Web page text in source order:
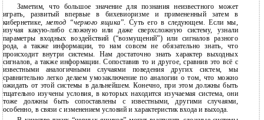
Заметим, что большое значение для познания неизвестного может
играть, развитый впервые в бихевиоризме и примененный затем в
кибернетике,метод “черного ящика”. Суть его в следующем. Если мы,
изучая какую-либо сложную или даже сверхсложную систему, узнали
параметры входных воздействий (“возмущений”) или сигналов разного
рода, а также информации, то нам совсем не обязательно знать, что
происходит внутри системы. Нам достаточно знать характер выходных
сигналов, а также информации. Сопоставив то и другое, сравнив это всё с
известными аналогичными случаями поведения других систем, мы
сравнительно легко делаем умозаключение по аналогии о том, что можно
ожидать от этой системы в дальнейшем. Конечно, при этом должны быть
тщательно изучены условия, в которых находится изучаемая система, они
тоже должны быть сопоставлены с известными, другими случаями,
особенно, в связи с изменением условий и характеристик входа и выхода.